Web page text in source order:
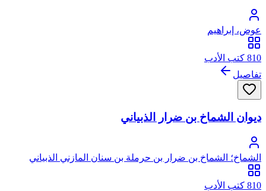
عوض، إبراهيم
810 كتب الأدب
تفاصيل
ديوان الشماخ بن ضرار الذبياني
الشماخ؛ الشماخ بن ضرار بن حرملة بن سنان المازني الذبياني
الغطفاني
810 كتب الأدب